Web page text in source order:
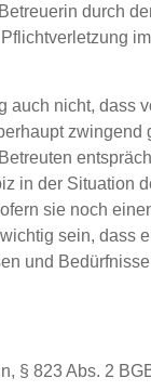
durch
nicht, dass
in der Situation
sie noch
sein, dass
und
§ 823 Abs. 2